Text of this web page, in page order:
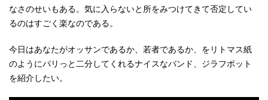
なさのせいもある。気に入らないと所をみつけてきて否定してい
るのはすごく楽なのである。
今日はあなたがオッサンであるか、若者であるか、をリトマス紙
のようにパリっと二分してくれるナイスなバンド、ジラフポット
を紹介したい。